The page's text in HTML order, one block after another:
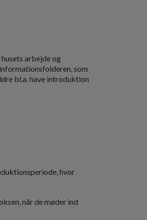
arbejde og
som
bl.a. have introduktion
hvor
når de møder ind